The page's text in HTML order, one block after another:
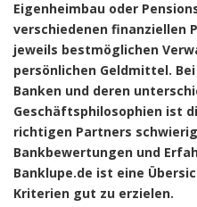
Eigenheimbau oder
verschiedenen finanziellen
jeweils bestmöglichen
persönlichen Geldmittel.
Banken und deren
Geschäftsphilosophien ist
richtigen Partners
Bankbewertungen und
Banklupe.de ist eine
Kriterien gut zu erzielen.